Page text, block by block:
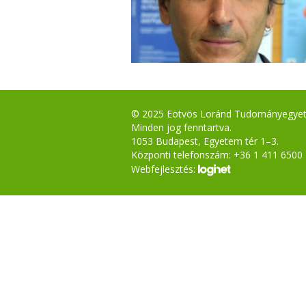
© 2025 Eötvös Loránd
Minden jog fenntartva.
1053 Budapest, Egyetem tér 1–3.
Központi telefonszám: +36 1 411 6500
Webfejlesztés: